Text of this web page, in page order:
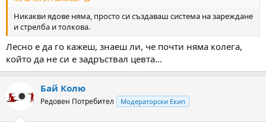
Никакви ядове няма, просто си създаваш система на зареждане
и стрелба и толкова.
Лесно е да го кажеш, знаеш ли, че почти няма колега,
който да не си е задръствал цевта...
Бай Колю
Редовен Потребител Модераторски Екип